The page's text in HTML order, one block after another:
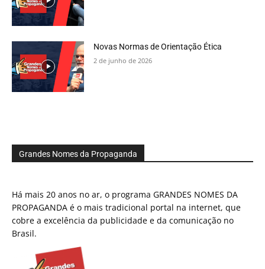
Novas Normas de Orientação Ética
2 de junho de 2026
Grandes Nomes da Propaganda
Há mais 20 anos no ar, o programa GRANDES NOMES DA
PROPAGANDA é o mais tradicional portal na internet, que
cobre a excelência da publicidade e da comunicação no
Brasil.